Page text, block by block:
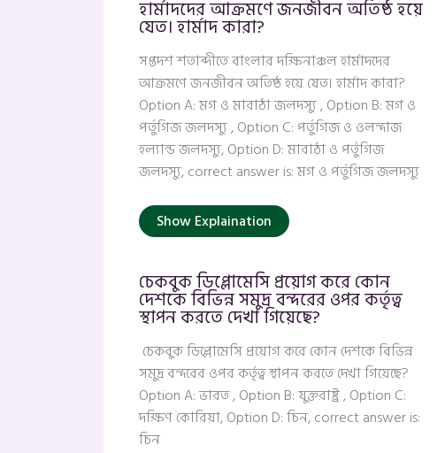
হার্মাদদের আক্রমণে জনজীবন অতিষ্ঠ হয়ে
যেত। হার্মাদ কারা?
সপ্তদশ শতাব্দীতে বাংলার দক্ষিনাঞ্চল হার্মাদদের
আক্রমণে জনজীবন অতিষ্ঠ হয়ে যেত। হার্মাদ কারা?
Option A: মগ ও মারাঠা জলদস্যু , Option B: মগ ও
পর্তুগিজ জলদস্যু , Option C: পর্তুগিজ ও ওলন্দাজ
হল্যান্ড জলদস্যু, Option D: মারাঠা ও পর্তুগিজ
জলদস্যু, correct answer is: মগ ও পর্তুগিজ জলদস্যু
Show Explaination
চেকবুক ডিপ্লোমেসি প্রয়োগ করে কোন
দেশকে বিভিন্ন সমুদ্র বন্দরের ওপর কর্তৃত্ব
স্থাপন করতে দেখা গিয়েছে?
চেকবুক ডিপ্লোমেসি প্রয়োগ করে কোন দেশকে বিভিন্ন
সমুদ্র বন্দরের ওপর কর্তৃত্ব স্থাপন করতে দেখা গিয়েছে?
Option A: ভারত , Option B: যুক্তরাষ্ট্র , Option C:
দক্ষিণ কোরিয়া, Option D: চিন, correct answer is:
চিন